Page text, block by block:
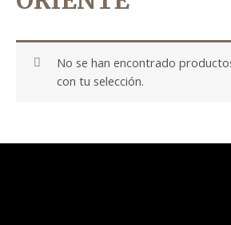
No se han encontrado
con tu selección.